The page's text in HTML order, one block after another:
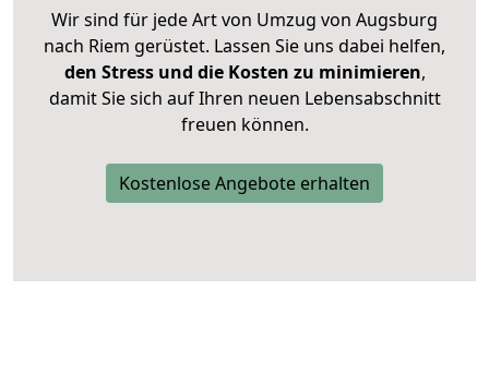
Wir sind für jede Art von Umzug von Augsburg
nach Riem gerüstet. Lassen Sie uns dabei helfen,
den Stress und die Kosten zu minimieren,
damit Sie sich auf Ihren neuen Lebensabschnitt
freuen können.
Kostenlose Angebote erhalten